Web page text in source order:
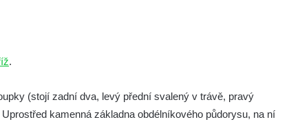
.
(stojí zadní dva, levý přední svalený v trávě, pravý
kamenná základna obdélníkového půdorysu, na ní